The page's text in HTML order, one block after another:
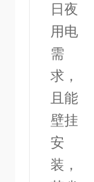
日夜
用电
需
求，
且能
壁挂
安
装，